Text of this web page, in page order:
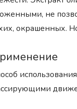
не
окрашенных.